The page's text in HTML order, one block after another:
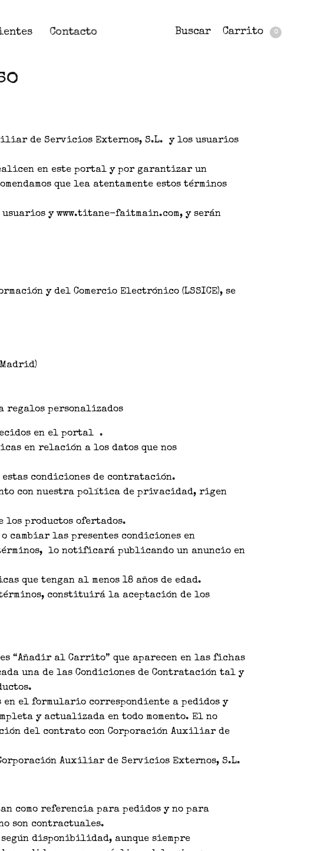
Contacto Buscar Carrito 0
de Servicios Externos, S.L. y los usuarios
en este portal y por garantizar un
que lea atentamente estos términos
y www.titane-faitmain.com, y serán
y del Comercio Electrónico (LSSICE), se
personalizados
en el portal .
en relación a los datos que nos
condiciones de contratación.
con nuestra política de privacidad, rigen
los productos ofertados.
cambiar las presentes condiciones en
lo notificará publicando un anuncio en
que tengan al menos 18 años de edad.
constituirá la aceptación de los
“Añadir al Carrito” que aparecen en las fichas
una de las Condiciones de Contratación tal y
el formulario correspondiente a pedidos y
y actualizada en todo momento. El no
del contrato con Corporación Auxiliar de
Auxiliar de Servicios Externos, S.L.
como referencia para pedidos y no para
son contractuales.
disponibilidad, aunque siempre